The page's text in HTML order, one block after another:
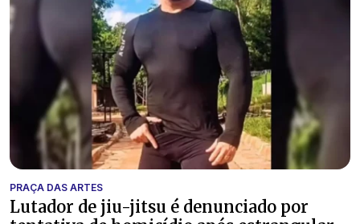
PRAÇA DAS ARTES
Lutador de jiu-jitsu é denunciado por